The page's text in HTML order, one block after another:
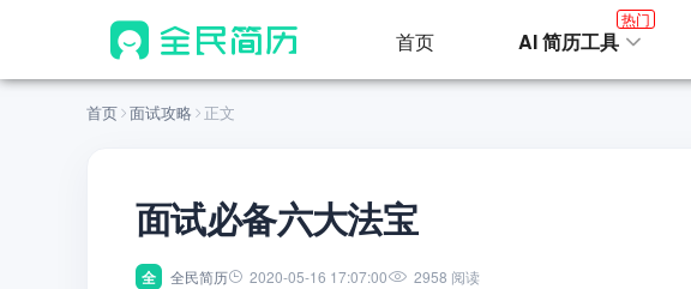
首页 AI 简历工具
热门
首页 面试攻略 正文
面试必备六大法宝
全 全民简历 2020-05-16 17:07:00 2958 阅读